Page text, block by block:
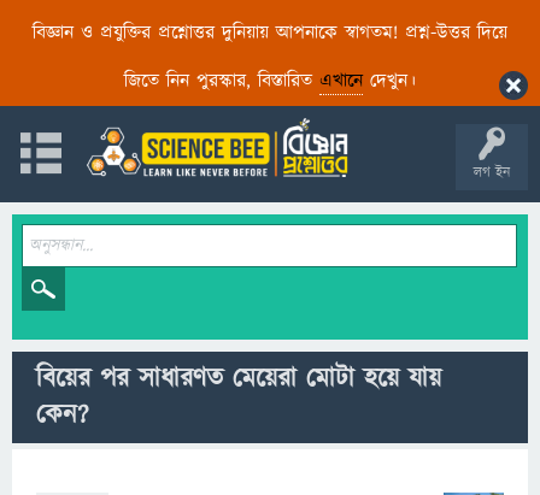
বিজ্ঞান ও প্রযুক্তির প্রশ্নোত্তর দুনিয়ায় আপনাকে স্বাগতম! প্রশ্ন-উত্তর দিয়ে
জিতে নিন পুরস্কার, বিস্তারিত এখানেদেখুন।
লগ ইন
বিয়ের পর সাধারণত মেয়েরা মোটা হয়ে যায়
কেন?